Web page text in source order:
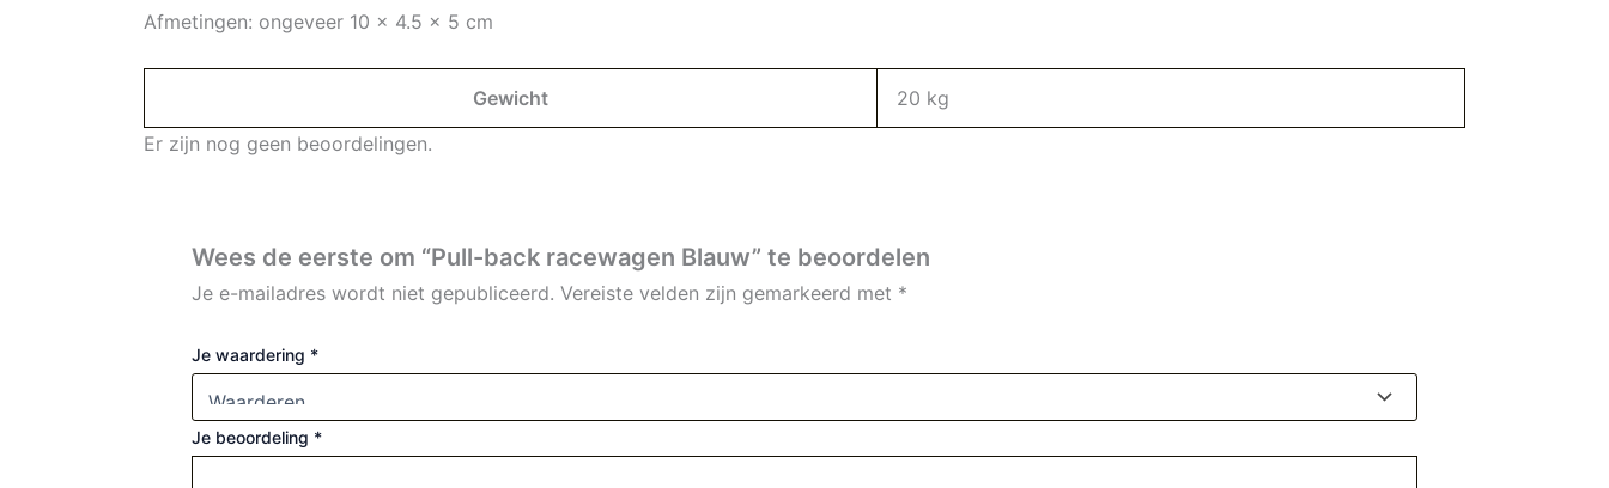
Afmetingen: ongeveer 10 x 4.5 x 5 cm
Gewicht
20 kg
Er zijn nog geen beoordelingen.
Wees de eerste om “Pull-back racewagen Blauw” te beoordelen
Je e-mailadres wordt niet gepubliceerd. Vereiste velden zijn gemarkeerd met *
Je waardering *
Je beoordeling *